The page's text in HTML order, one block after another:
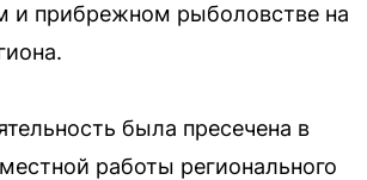
и прибрежном рыболовстве на
была пресечена в
работы регионального